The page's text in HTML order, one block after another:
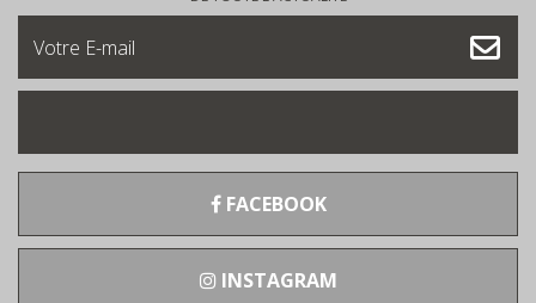
FACEBOOK
INSTAGRAM